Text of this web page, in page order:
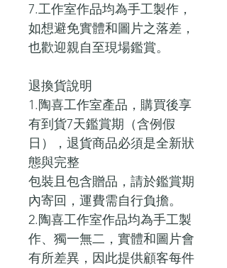
7.工作室作品均為手工製作，
如想避免實體和圖片之落差，
也歡迎親自至現場鑑賞。
退換貨說明
1.陶喜工作室產品，購買後享
有到貨7天鑑賞期（含例假
日），退貨商品必須是全新狀
態與完整
包裝且包含贈品，請於鑑賞期
內寄回，運費需自行負擔。
2.陶喜工作室作品均為手工製
作、獨一無二，實體和圖片會
有所差異，因此提供顧客每件